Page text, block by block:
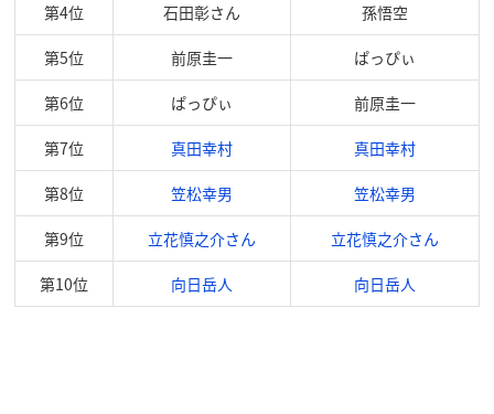
第4位 石田彰さん 孫悟空
第5位 前原圭一 ぱっぴぃ
第6位 ぱっぴぃ 前原圭一
第7位 真田幸村 真田幸村
第8位 笠松幸男 笠松幸男
第9位 立花慎之介さん 立花慎之介さん
第10位 向日岳人 向日岳人